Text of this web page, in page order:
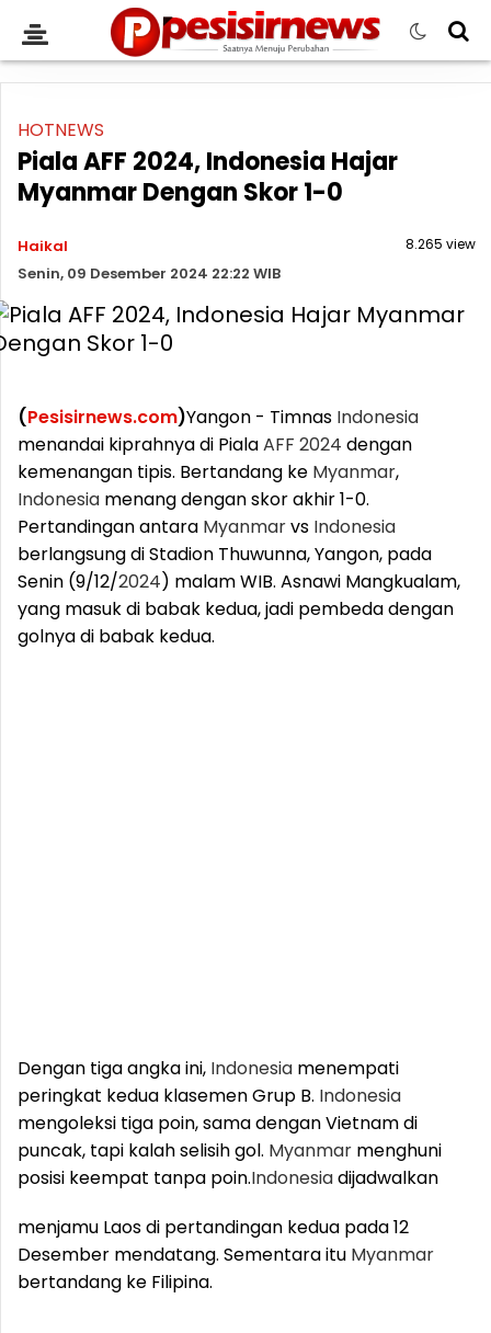
HOTNEWS
Piala AFF 2024, Indonesia Hajar
Myanmar Dengan Skor 1-0
Haikal
Senin, 09 Desember 2024 22:22 WIB
8.265 view
(Pesisirnews.com)Yangon - Timnas Indonesia
menandai kiprahnya di PialaAFF 2024 dengan
kemenangan tipis. Bertandang ke Myanmar,
Indonesia menang dengan skor akhir 1-0.
Pertandingan antara Myanmarvs Indonesia
berlangsung di Stadion Thuwunna, Yangon, pada
Senin (9/12/2024) malam WIB. Asnawi Mangkualam,
yang masuk di babak kedua, jadi pembeda dengan
golnya di babak kedua.
Dengan tiga angka ini, Indonesia menempati
peringkat kedua klasemen Grup B. Indonesia
mengoleksi tiga poin, sama dengan Vietnam di
puncak, tapi kalah selisih gol. Myanmar menghuni
posisi keempat tanpa poin.Indonesiadijadwalkan
menjamu Laos di pertandingan kedua pada 12
Desember mendatang. Sementara itu Myanmar
bertandang ke Filipina.